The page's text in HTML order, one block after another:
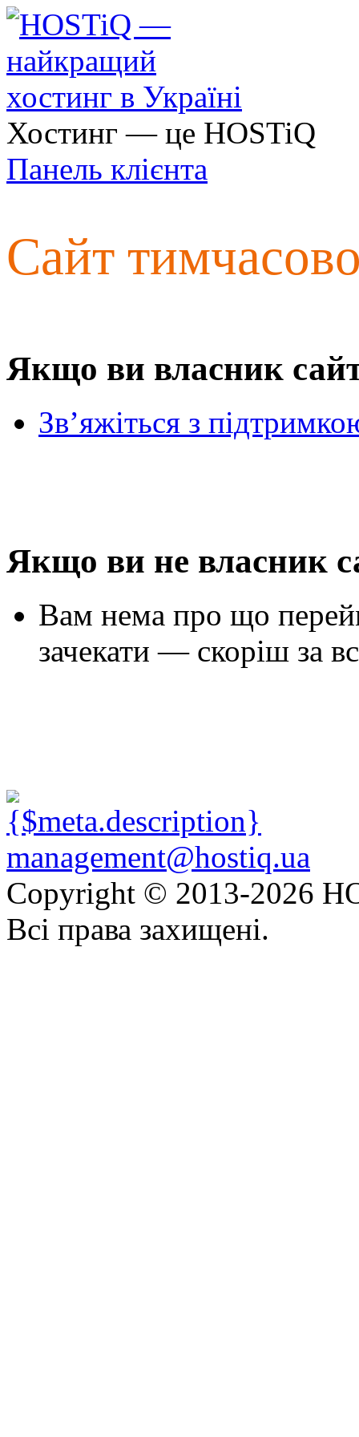
Хостинг — це HOSTiQ
Панель клієнта
Сайт
Якщо ви власник
Зв’яжіться з
Якщо ви не власник
Вам нема про що
зачекати — скоріш за
management@hostiq.ua
Copyright © 2013-2026
Всі права захищені.